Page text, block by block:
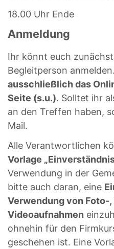
18.00 Uhr Ende
Anmeldung
Ihr könnt euch
Begleitperson anmelden.
ausschließlich das
Seite (s.u.). Solltet ihr
an den Treffen haben,
Mail.
Alle Verantwortlichen
Vorlage
Verwendung in der
bitte auch daran, eine
Verwendung von Foto-,
Videoaufnahmen
ohnehin für den
geschehen ist. Eine